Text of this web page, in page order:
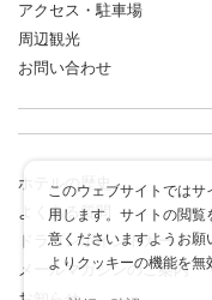
このウェブサイトでは
用します。サイトの閲
意くださいますようお願
よりクッキーの機能を無
アクセス・駐車場
周辺観光
お問い合わせ
ホテルの歴史
よくある質問
ドラゴンポイントカード
メールマガジンのご案内